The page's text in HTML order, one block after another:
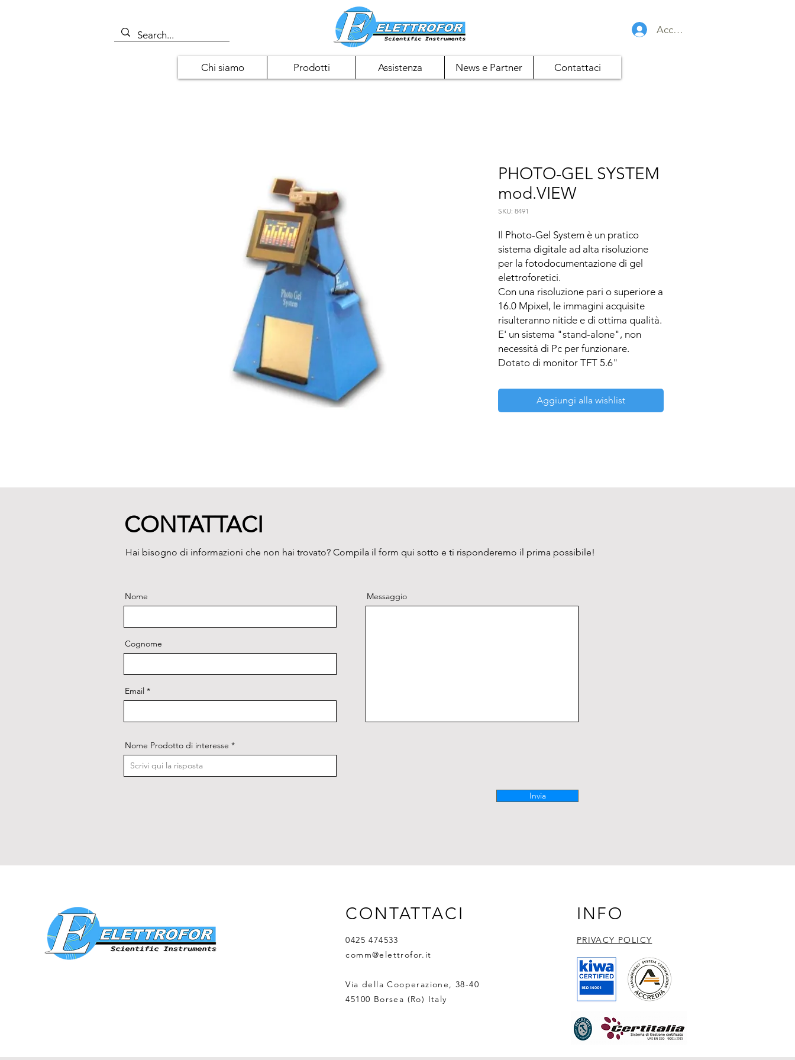
Accedi
Chi siamo Prodotti Assistenza News e Partner Contattaci
PHOTO-GEL SYSTEM
mod.VIEW
SKU: 8491
Il Photo-Gel System è un pratico
sistema digitale ad alta risoluzione
per la fotodocumentazione di gel
elettroforetici.
Con una risoluzione pari o superiore a
16.0 Mpixel, le immagini acquisite
risulteranno nitide e di ottima qualità.
E' un sistema "stand-alone", non
necessità di Pc per funzionare.
Dotato di monitor TFT 5.6"
Aggiungi alla wishlist
CONTATTACI
Hai bisogno di informazioni che non hai trovato? Compila il form qui sotto e ti risponderemo il prima possibile!
Nome
Cognome
Email
Messaggio
Nome Prodotto di interesse
Invia
CONTATTACI
0425 474533
comm@elettrofor.it
Via della Cooperazione, 38-40
45100 Borsea (Ro) Italy
INFO
PRIVACY POLICY​